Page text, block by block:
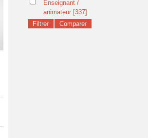
Enseignant /
animateur [337]